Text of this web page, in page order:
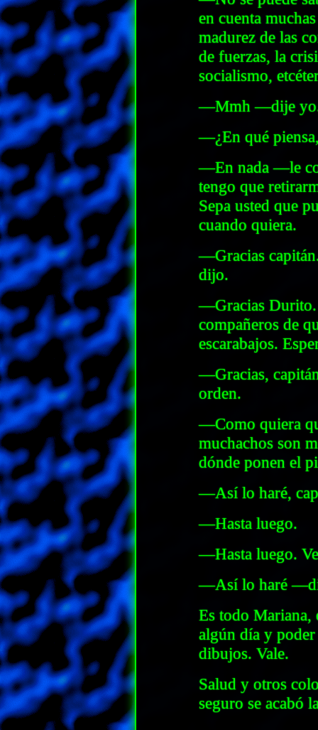
en cuenta
madurez de las
de fuerzas, la
socialismo,
—Mmh —dije
—¿En qué
—En nada —le
tengo que
Sepa usted que
cuando quiera.
—Gracias
dijo.
—Gracias Durito.
compañeros de
escarabajos.
—Gracias,
orden.
—Como quiera
muchachos son
dónde ponen el
—Así lo haré,
—Hasta luego.
—Hasta luego.
—Así lo haré
Es todo Mariana,
algún día y
dibujos. Vale.
Salud y otros
seguro se acabó